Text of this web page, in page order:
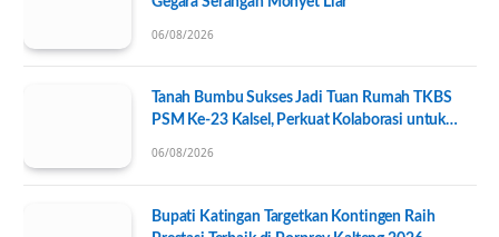
06/08/2026
Tanah Bumbu Sukses Jadi Tuan Rumah TKBS
PSM Ke-23 Kalsel, Perkuat Kolaborasi untuk
06/08/2026
Bupati Katingan Targetkan Kontingen Raih